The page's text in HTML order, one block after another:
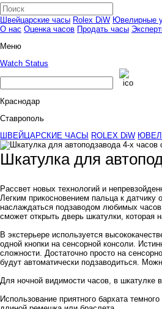
Швейцарские часы Rolex DiW Ювелирные
О нас Оценка часов Продать часы
Меню
Watch Status
Краснодар
Ставрополь
ШВЕЙЦАРСКИЕ ЧАСЫ
ROLEX DiW
Шкатулка для
Рассвет новых технологий и
Легким прикосновением пальца к
наслаждаться подзаводом любимых
сможет открыть дверь шкатулки, которая
В экстерьере используется
одной кнопки на сенсорной консоли.
сложности. Достаточно просто на
будут автоматически подзаводиться.
Для ночной видимости часов, в шкатулке
Использование приятного бархата